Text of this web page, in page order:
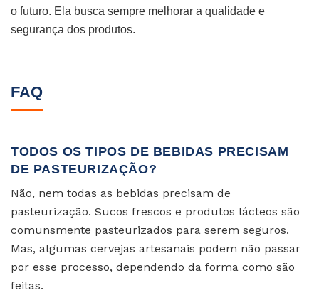
o futuro. Ela busca sempre melhorar a qualidade e
segurança dos produtos.
FAQ
TODOS OS TIPOS DE BEBIDAS PRECISAM
DE PASTEURIZAÇÃO?
Não, nem todas as bebidas precisam de
pasteurização. Sucos frescos e produtos lácteos são
comunsmente pasteurizados para serem seguros.
Mas, algumas cervejas artesanais podem não passar
por esse processo, dependendo da forma como são
feitas.